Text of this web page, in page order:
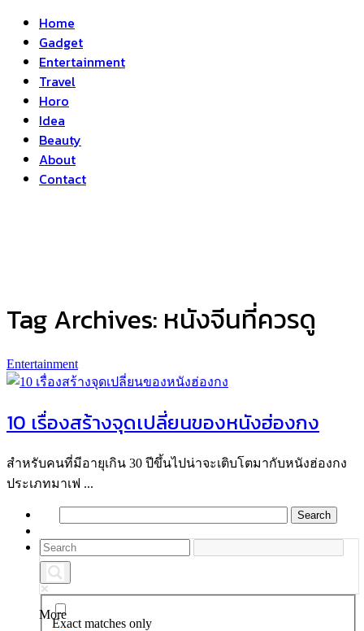
Home
Gadget
Entertainment
Travel
Horo
Idea
Beauty
About
Contact
Tag Archives: หนังจีนที่ควรดู
Entertainment
10 เรื่องสร้างจุดเปลี่ยนของหนังฮ่องกง
สำหรับคนที่มีอายุเกิน 30 ปีขึ้นไปน่าจะเติบโตมากับหนังฮ่องกง
ประเภทมาเฟ ...
More
Exact matches only